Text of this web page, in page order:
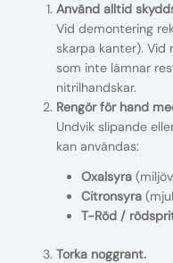
Använd alltid
Vid demontering
skarpa kanter). Vid
som inte lämnar
nitrilhandskar.
Rengör för hand
Undvik slipande
kan användas:
Oxalsyra
Citronsyra
T-Röd /
Torka noggrant.